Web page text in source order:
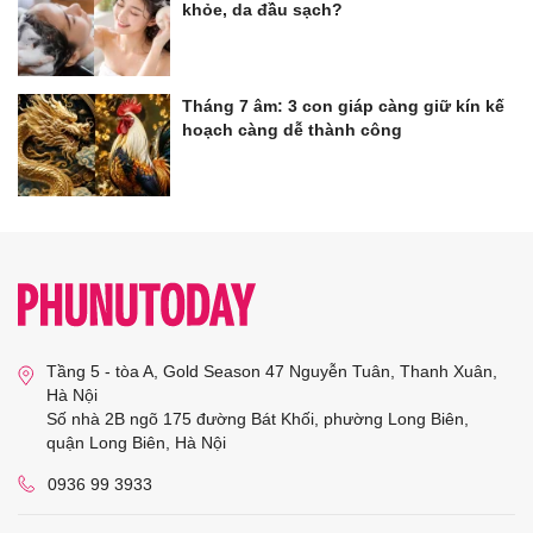
khỏe, da đầu sạch?
Tháng 7 âm: 3 con giáp càng giữ kín kế
hoạch càng dễ thành công
Tầng 5 - tòa A, Gold Season 47 Nguyễn Tuân, Thanh Xuân,
Hà Nội
Số nhà 2B ngõ 175 đường Bát Khối, phường Long Biên,
quận Long Biên, Hà Nội
0936 99 3933